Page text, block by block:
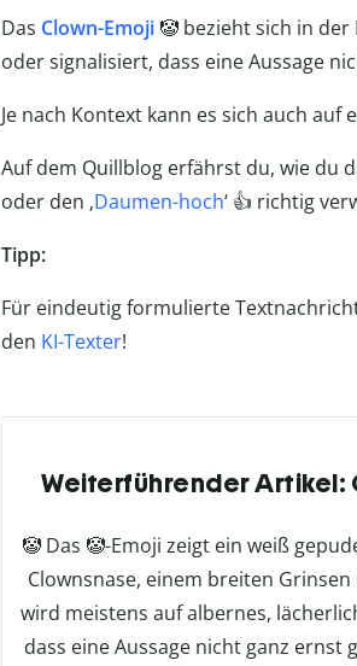
Das Clown-Emoji🤡 bezieht sich in der
oder signalisiert, dass eine Aussage
Je nach Kontext kann es sich auch
Auf dem Quillblog erfährst du, wie du
oder den ‚Daumen-hoch‘ 👍 richtig
Tipp:
Für eindeutig formulierte
den KI-Texter!
Weiterführender Artikel:
🤡 Das 🤡-Emoji zeigt ein weiß
Clownsnase, einem breiten
wird meistens auf albernes,
dass eine Aussage nicht ganz ernst